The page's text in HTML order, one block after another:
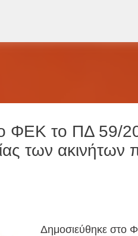
ΦΕΚ το ΠΔ 59/
των ακινήτων
Δημοσιεύθηκε στο